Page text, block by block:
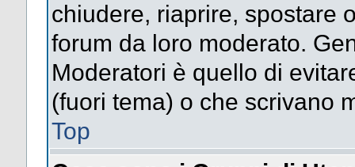
chiudere, riaprire, spostare
forum da loro moderato.
Moderatori è quello di
(fuori tema) o che scrivano
Top